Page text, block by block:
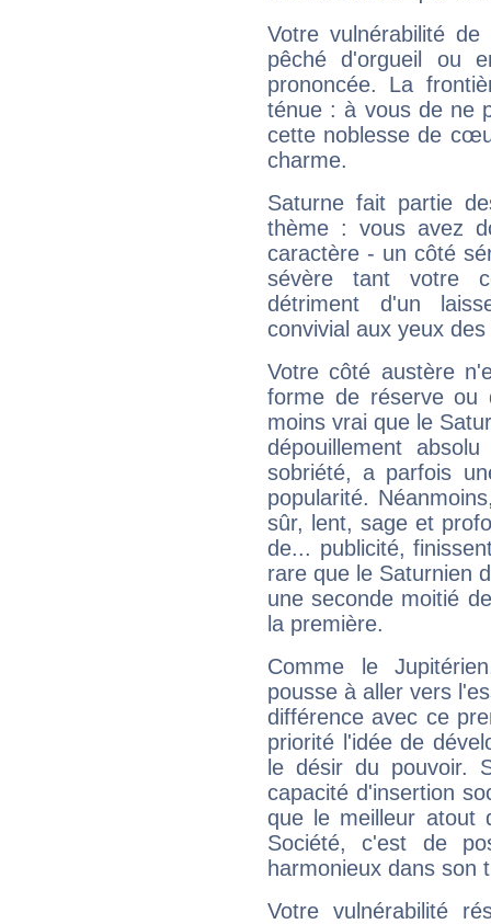
Votre vulnérabilité
pêché d'orgueil ou
prononcée. La
ténue : à vous de ne
cette noblesse de
charme.
Saturne fait partie
thème : vous avez
caractère - un côté
sévère tant votre
détriment d'un
convivial aux yeux
Votre côté austère
forme de réserve
moins vrai que le
dépouillement
sobriété, a parfois
popularité.
sûr, lent, sage et
de... publicité,
rare que le Saturnien
une seconde moitié
la première.
Comme le
pousse à aller vers
différence avec ce
priorité l'idée de
le désir du pouvoir.
capacité d'insertion
que le meilleur atout
Société, c'est de
harmonieux dans son
Votre vulnérabilité